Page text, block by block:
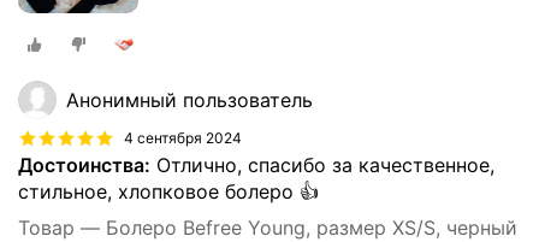
Анонимный пользователь
4 сентября 2024
Достоинства: Отлично, спасибо за качественное,
стильное, хлопковое болеро 👍
Товар — Болеро Befree Young, размер XS/S, черный